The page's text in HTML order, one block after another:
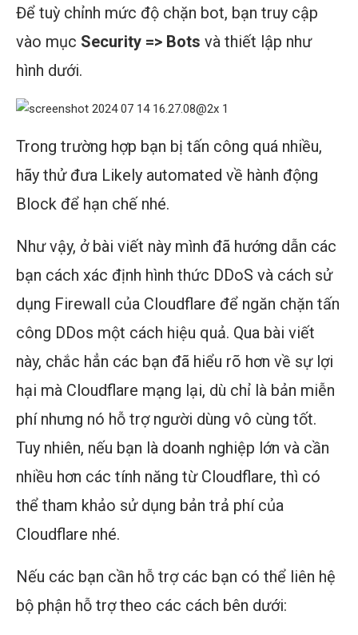
Để tuỳ chỉnh mức độ chặn bot, bạn truy cập
vào mục Security => Bots và thiết lập như
hình dưới.
Trong trường hợp bạn bị tấn công quá nhiều,
hãy thử đưa Likely automated về hành động
Block để hạn chế nhé.
Như vậy, ở bài viết này mình đã hướng dẫn các
bạn cách xác định hình thức DDoS và cách sử
dụng Firewall của Cloudflare để ngăn chặn tấn
công DDos một cách hiệu quả. Qua bài viết
này, chắc hẳn các bạn đã hiểu rõ hơn về sự lợi
hại mà Cloudflare mạng lại, dù chỉ là bản miễn
phí nhưng nó hỗ trợ người dùng vô cùng tốt.
Tuy nhiên, nếu bạn là doanh nghiệp lớn và cần
nhiều hơn các tính năng từ Cloudflare, thì có
thể tham khảo sử dụng bản trả phí của
Cloudflare nhé.
Nếu các bạn cần hỗ trợ các bạn có thể liên hệ
bộ phận hỗ trợ theo các cách bên dưới: